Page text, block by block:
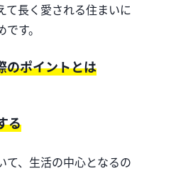
て長く愛される住まいに
す。
のポイントとは
る
て、生活の中心となるの